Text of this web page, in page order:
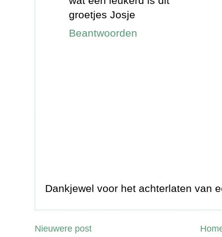
groetjes Josje
Beantwoorden
Dankjewel voor het achterlaten van
Nieuwere post